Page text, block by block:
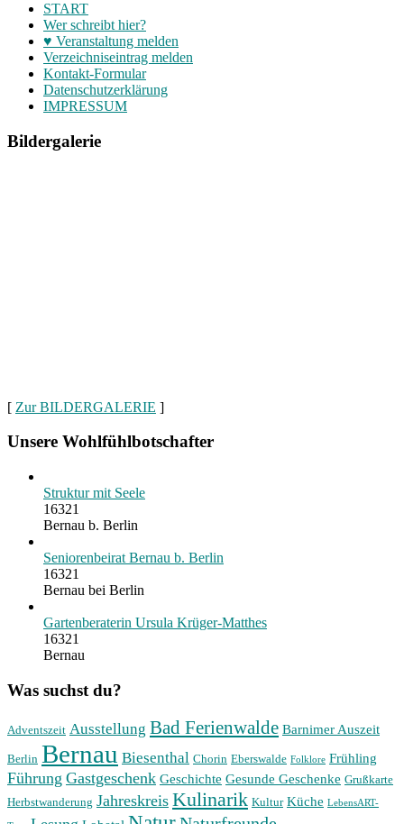
START
Wer schreibt hier?
♥ Veranstaltung melden
Verzeichniseintrag melden
Kontakt-Formular
Datenschutzerklärung
IMPRESSUM
Bildergalerie
[ Zur BILDERGALERIE ]
Unsere Wohlfühlbotschafter
Struktur mit Seele
16321
Bernau b. Berlin
Seniorenbeirat Bernau b. Berlin
16321
Bernau bei Berlin
Gartenberaterin Ursula Krüger-Matthes
16321
Bernau
Was suchst du?
Adventszeit Ausstellung Bad Ferienwalde Barnimer Auszeit
Berlin Bernau Biesenthal Chorin Eberswalde Folklore Frühling
Führung Gastgeschenk Geschichte Gesunde Geschenke Grußkarte
Herbstwanderung Jahreskreis Kulinarik Kultur Küche LebensART-